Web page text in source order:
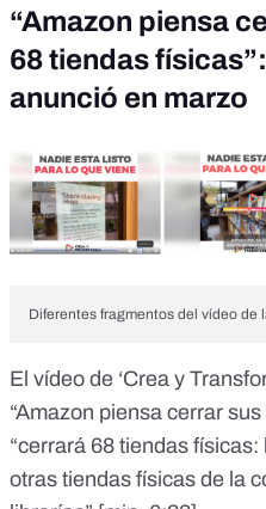
“Amazon piensa
68 tiendas
anunció en marzo
Diferentes fragmentos del vídeo de
El vídeo de ‘Crea y
“Amazon piensa cerrar sus
“cerrará 68 tiendas
otras tiendas físicas de la